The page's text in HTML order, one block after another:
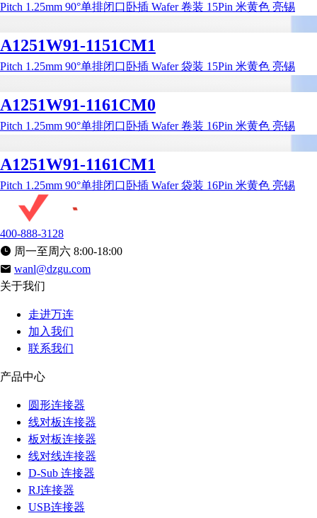
Pitch 1.25mm 90°单排闭口卧插 Wafer 卷装 15Pin 米黄色 亮锡
A1251W91-1151CM1
Pitch 1.25mm 90°单排闭口卧插 Wafer 袋装 15Pin 米黄色 亮锡
A1251W91-1161CM0
Pitch 1.25mm 90°单排闭口卧插 Wafer 卷装 16Pin 米黄色 亮锡
A1251W91-1161CM1
Pitch 1.25mm 90°单排闭口卧插 Wafer 袋装 16Pin 米黄色 亮锡
400-888-3128
周一至周六 8:00-18:00
wanl@dzgu.com
关于我们
走进万连
加入我们
联系我们
产品中心
圆形连接器
线对板连接器
板对板连接器
线对线连接器
D-Sub 连接器
RJ连接器
USB连接器